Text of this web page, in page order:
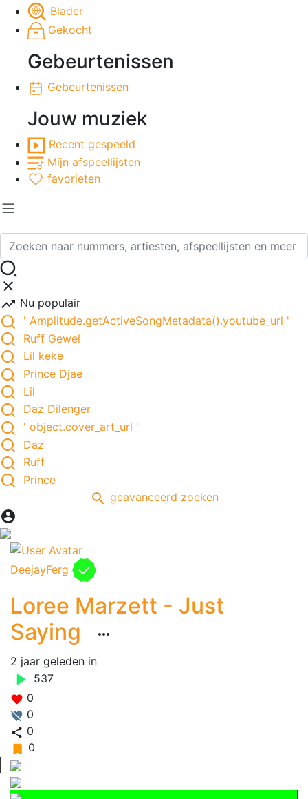
Blader
Gekocht
Gebeurtenissen
Gebeurtenissen
Jouw muziek
Recent gespeeld
Mijn afspeellijsten
favorieten
Nu populair
' Amplitude.getActiveSongMetadata().youtube_url '
Ruff Gewel
Lil keke
Prince Djae
Lil
Daz Dilenger
' object.cover_art_url '
Daz
Ruff
Prince
geavanceerd zoeken
DeejayFerg
Loree Marzett - Just
Saying
2 jaar geleden in
537
0
0
0
0